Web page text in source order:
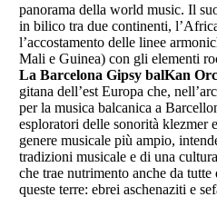
panorama della world music. Il
in bilico tra due continenti,
l’accostamento delle linee
Mali e Guinea) con gli elementi
La Barcelona Gipsy balKan
gitana dell’est Europa che,
per la musica balcanica a
esploratori delle sonorità klezmer
genere musicale più ampio,
tradizioni musicale e di una
che trae nutrimento anche da
queste terre: ebrei aschenaziti e